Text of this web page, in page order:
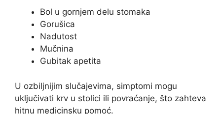
Bol u gornjem delu stomaka
Gorušica
Nadutost
Mučnina
Gubitak apetita
U ozbiljnijim slučajevima, simptomi mogu
uključivati krv u stolici ili povraćanje, što zahteva
hitnu medicinsku pomoć.